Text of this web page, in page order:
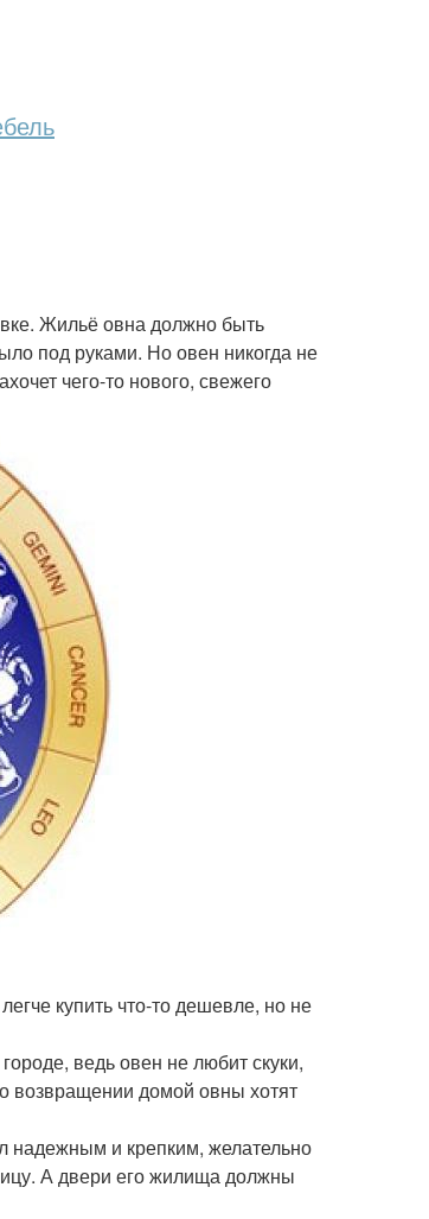
Жильё овна должно быть
под руками. Но овен никогда не
чего-то нового, свежего
купить что-то дешевле, но не
ведь овен не любит скуки,
возвращении домой овны хотят
надежным и крепким, желательно
А двери его жилища должны